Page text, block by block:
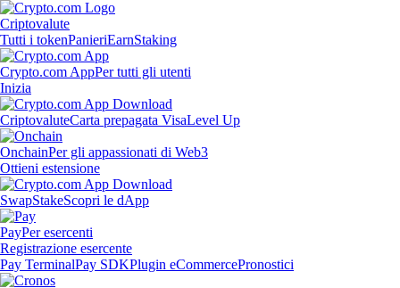
Criptovalute
Tutti i tokenPanieriEarnStaking
Crypto.com AppPer tutti gli utenti
Inizia
CriptovaluteCarta prepagata VisaLevel Up
OnchainPer gli appassionati di Web3
Ottieni estensione
SwapStakeScopri le dApp
PayPer esercenti
Registrazione esercente
Pay TerminalPay SDKPlugin eCommercePronostici